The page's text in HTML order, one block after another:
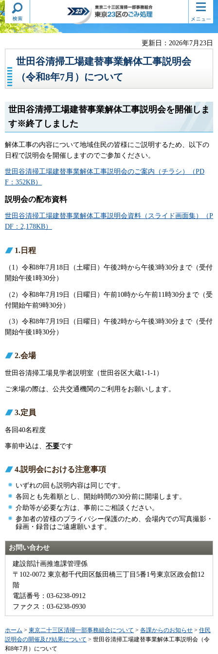
東京二十三区清掃一部事務組合
東京23区のごみ処理
検索・
共通メ
ニュー
コンテ
ンツメ
ニュー
更新日：2026年7月23日
世田谷清掃工場建替事業解体工事説明会
（令和8年7月）について
世田谷清掃工場建替事業解体工事説明会を開催しま
す※終了しました
解体工事の内容について地域住民の皆様にご説明するため、以下の
日程で説明会を開催しますのでご参加ください。
世田谷清掃工場建替事業解体工事説明会のご案内（チラシ）（PD
F：352KB）
説明会の配布資料
世田谷清掃工場建替事業解体工事説明会資料（スライド画面集）（P
DF：2,178KB）
1.日程
（1）令和8年7月18日（土曜日）午後2時から午後3時30分まで（受付
開始午後1時30分）
（2）令和8年7月19日（日曜日）午前10時から午前11時30分まで（受
付開始午前9時30分）
（3）令和8年7月19日（日曜日）午後2時から午後3時30分まで（受付
開始午後1時30分）
2.会場
世田谷清掃工場見学者説明室（世田谷区大蔵1-1-1）
ご来場の際は、公共交通機関のご利用をお願いします。
3.定員
各回40名程度
事前申込は、 不要です
4.説明会における注意事項
いずれの回も説明内容は同じです。
各回とも先着順とし、開始時間の30分前に開場します。
介助等が必要な方は、事前にご相談ください。
参加者の皆様のプライバシー保護のため、会場内での写真撮影・
録画・録音はご遠慮願います。
お問い合わせ
建設部計画推進課管理係
〒102-0072 東京都千代田区飯田橋三丁目5番1号東京区政会館12
階
電話番号：03-6238-0912
ファクス：03-6238-0930
ホーム > 東京二十三区清掃一部事務組合について > 各課からのお知らせ > 住民
説明会の開催及び結果について > 世田谷清掃工場建替事業解体工事説明会（令
和8年7月）について